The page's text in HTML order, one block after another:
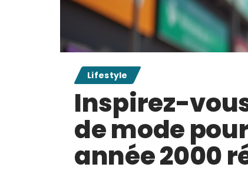
Lifestyle
Inspirez-
de mode
année 2000